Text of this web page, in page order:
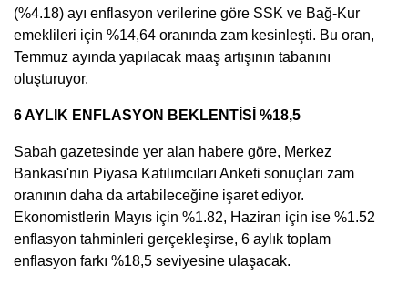
(%4.18) ayı enflasyon verilerine göre SSK ve Bağ-Kur
emeklileri için %14,64 oranında zam kesinleşti. Bu oran,
Temmuz ayında yapılacak maaş artışının tabanını
oluşturuyor.
6 AYLIK ENFLASYON BEKLENTİSİ %18,5
Sabah gazetesinde yer alan habere göre, Merkez
Bankası'nın Piyasa Katılımcıları Anketi sonuçları zam
oranının daha da artabileceğine işaret ediyor.
Ekonomistlerin Mayıs için %1.82, Haziran için ise %1.52
enflasyon tahminleri gerçekleşirse, 6 aylık toplam
enflasyon farkı %18,5 seviyesine ulaşacak.